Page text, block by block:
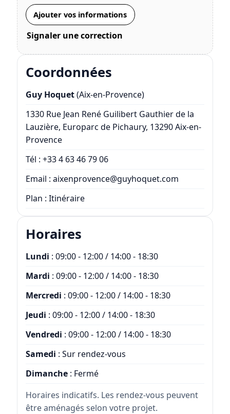
Ajouter vos informations
Signaler une correction
Coordonnées
Guy Hoquet(Aix-en-Provence)
1330 Rue Jean René Guilibert Gauthier de la
Lauzière, Europarc de Pichaury, 13290 Aix-en-
Provence
Tél : +33 4 63 46 79 06
Email : aixenprovence@guyhoquet.com
Plan : Itinéraire
Horaires
Lundi : 09:00 - 12:00 / 14:00 - 18:30
Mardi : 09:00 - 12:00 / 14:00 - 18:30
Mercredi : 09:00 - 12:00 / 14:00 - 18:30
Jeudi : 09:00 - 12:00 / 14:00 - 18:30
Vendredi : 09:00 - 12:00 / 14:00 - 18:30
Samedi : Sur rendez-vous
Dimanche: Fermé
Horaires indicatifs. Les rendez-vous peuvent
être aménagés selon votre projet.